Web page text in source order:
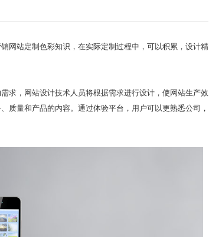
销网站定制色彩知识，在实际定制过程中，可以积累，设计精
求，网站设计技术人员将根据需求进行设计，使网站生产效
质量和产品的内容。通过体验平台，用户可以更熟悉公司，